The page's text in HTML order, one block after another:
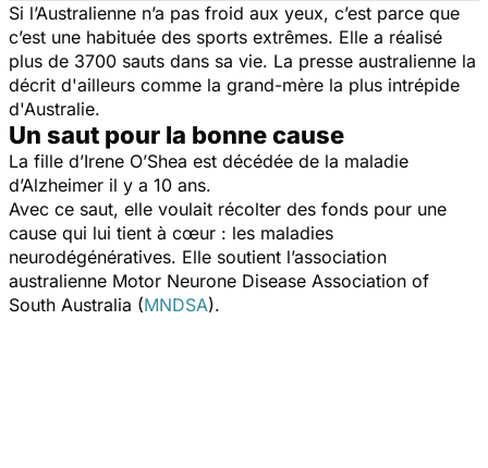
Si l’Australienne n’a pas froid aux yeux, c’est parce que
c’est une habituée des sports extrêmes. Elle a réalisé
plus de 3700 sauts dans sa vie. La presse australienne la
décrit d'ailleurs comme la grand-mère la plus intrépide
d'Australie.
Un saut pour la bonne cause
La fille d’Irene O’Shea est décédée de la maladie
d’Alzheimer il y a 10 ans.
Avec ce saut, elle voulait récolter des fonds pour une
cause qui lui tient à cœur : les maladies
neurodégénératives. Elle soutient l’association
australienne Motor Neurone Disease Association of
South Australia (MNDSA).